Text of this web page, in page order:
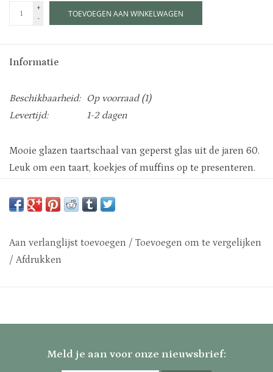
+
-
TOEVOEGEN AAN WINKELWAGEN
Informatie
Beschikbaarheid: Op voorraad(1)
Levertijd:
1-2 dagen
Mooie glazen taartschaal van geperst glas uit de jaren 60.
Leuk om een taart, koekjes of muffins op te presenteren.
hoog.
Aan verlanglijst toevoegen / Toevoegen om te vergelijken
/ Afdrukken
Meld je aan voor onze nieuwsbrief: